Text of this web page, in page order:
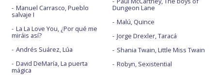
Manuel Carrasco, Pueblo
salvaje I
La La Love You, ¿Por qué me
miráis así?
Andrés Suárez, Lúa
David DeMaría, La puerta
mágica
Dungeon Lane
Malú, Quince
Jorge Drexler, Taracá
Shania Twain, Little Miss Twain
Robyn, Sexistential